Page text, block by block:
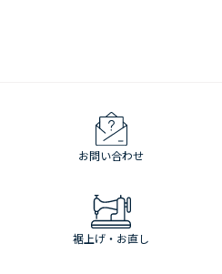
お問い合わせ
裾上げ・お直し